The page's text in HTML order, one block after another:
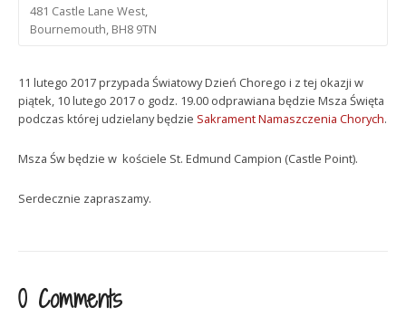
481 Castle Lane West,
Bournemouth, BH8 9TN
11 lutego 2017 przypada Światowy Dzień Chorego i z tej okazji w
piątek, 10 lutego 2017 o godz. 19.00 odprawiana będzie Msza Święta
podczas której udzielany będzie Sakrament Namaszczenia Chorych.
Msza Św będzie w kościele St. Edmund Campion (Castle Point).
Serdecznie zapraszamy.
0 Comments